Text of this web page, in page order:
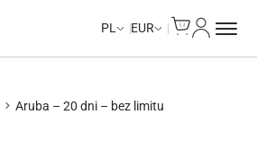
PL EUR
Aruba – 20 dni – bez limitu